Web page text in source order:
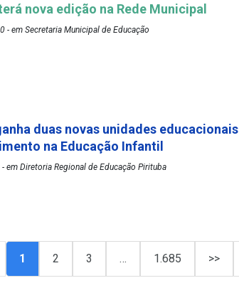
nova edição na Rede Municipal
em Secretaria Municipal de Educação
duas novas unidades educacionais
na Educação Infantil
Diretoria Regional de Educação Pirituba
1 2 3 … 1.685 >>